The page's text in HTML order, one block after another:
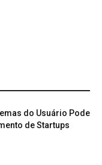
do Usuário Pode
de Startups